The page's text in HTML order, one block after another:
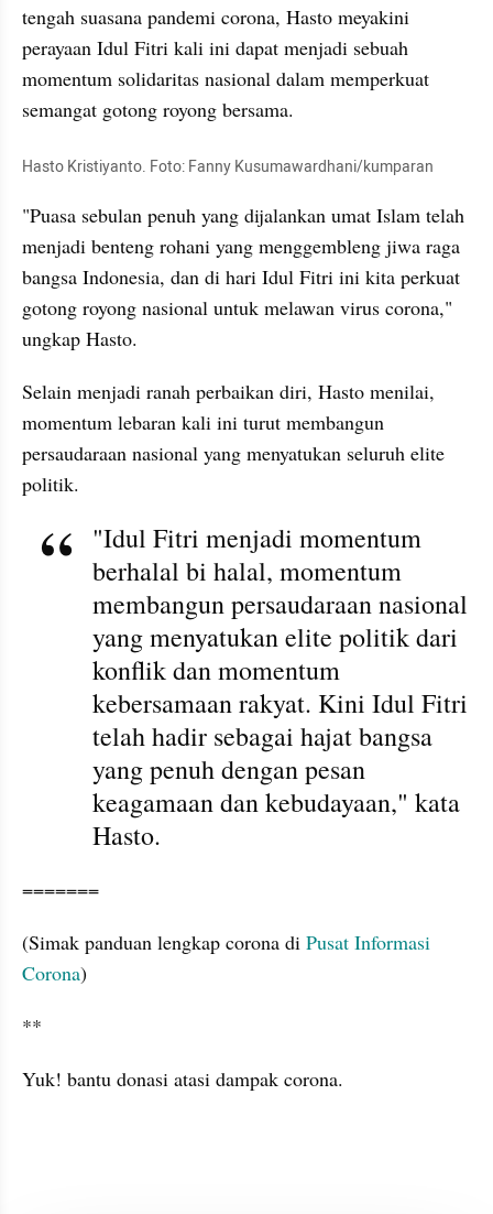
tengah suasana pandemi corona, Hasto meyakini
perayaan Idul Fitri kali ini dapat menjadi sebuah
momentum solidaritas nasional dalam memperkuat
semangat gotong royong bersama.
Hasto Kristiyanto. Foto: Fanny Kusumawardhani/kumparan
"Puasa sebulan penuh yang dijalankan umat Islam telah
menjadi benteng rohani yang menggembleng jiwa raga
bangsa Indonesia, dan di hari Idul Fitri ini kita perkuat
gotong royong nasional untuk melawan virus corona,"
ungkap Hasto.
Selain menjadi ranah perbaikan diri, Hasto menilai,
momentum lebaran kali ini turut membangun
persaudaraan nasional yang menyatukan seluruh elite
politik.
"Idul Fitri menjadi momentum
berhalal bi halal, momentum
membangun persaudaraan nasional
yang menyatukan elite politik dari
konflik dan momentum
kebersamaan rakyat. Kini Idul Fitri
telah hadir sebagai hajat bangsa
yang penuh dengan pesan
keagamaan dan kebudayaan," kata
Hasto.
=======
(Simak panduan lengkap corona di Pusat Informasi
Corona)
**
Yuk! bantu donasi atasi dampak corona.